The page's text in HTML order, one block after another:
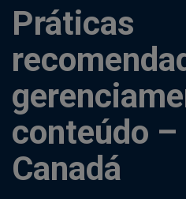
Práticas
conteúdo –
Canadá